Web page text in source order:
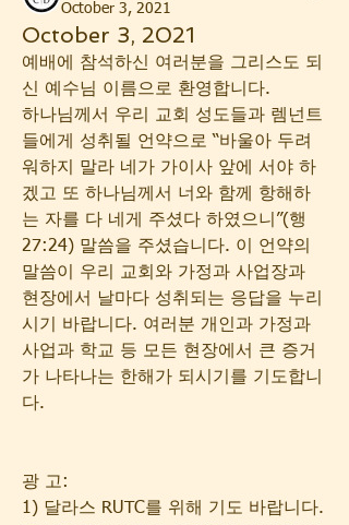
October 3, 2021
October 3, 2021
예배에 참석하신 여러분을 그리스도 되
신 예수님 이름으로 환영합니다.
하나님께서 우리 교회 성도들과 렘넌트
들에게 성취될 언약으로 “바울아 두려
워하지 말라 네가 가이사 앞에 서야 하
겠고 또 하나님께서 너와 함께 항해하
는 자를 다 네게 주셨다 하였으니”(행
27:24) 말씀을 주셨습니다. 이 언약의
말씀이 우리 교회와 가정과 사업장과
현장에서 날마다 성취되는 응답을 누리
시기 바랍니다. 여러분 개인과 가정과
사업과 학교 등 모든 현장에서 큰 증거
가 나타나는 한해가 되시기를 기도합니
다.
광 고:
1) 달라스 RUTC를 위해 기도 바랍니다.